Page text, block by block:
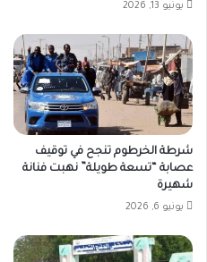
يونيو 13, 2026
شرطة الخرطوم تنجح في توقيف
عصابة “تسعة طويلة” نهبت فنانة
شهيرة
يونيو 6, 2026